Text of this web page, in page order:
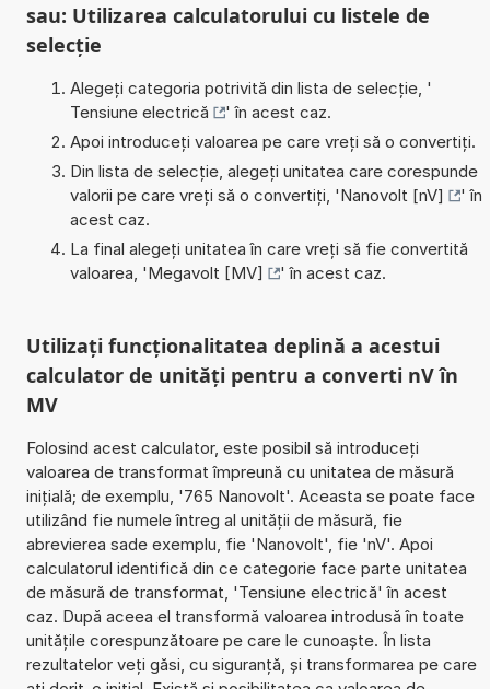
sau: Utilizarea calculatorului cu listele de
selecție
Alegeți categoria potrivită din lista de selecție, '
Tensiune electrică
' în acest caz.
Apoi introduceți valoarea pe care vreți să o convertiți.
Din lista de selecție, alegeți unitatea care corespunde
valorii pe care vreți să o convertiți, 'Nanovolt [nV]
' în
acest caz.
La final alegeți unitatea în care vreți să fie convertită
valoarea, 'Megavolt [MV] ' în acest caz.
Utilizați funcționalitatea deplină a acestui
calculator de unități pentru a converti nV în
MV
Folosind acest calculator, este posibil să introduceți
valoarea de transformat împreună cu unitatea de măsură
inițială; de exemplu, '765 Nanovolt'. Aceasta se poate face
utilizând fie numele întreg al unității de măsură, fie
abrevierea sade exemplu, fie 'Nanovolt', fie 'nV'. Apoi
calculatorul identifică din ce categorie face parte unitatea
de măsură de transformat, 'Tensiune electrică' în acest
caz. După aceea el transformă valoarea introdusă în toate
unitățile corespunzătoare pe care le cunoaște. În lista
rezultatelor veți găsi, cu siguranță, și transformarea pe care